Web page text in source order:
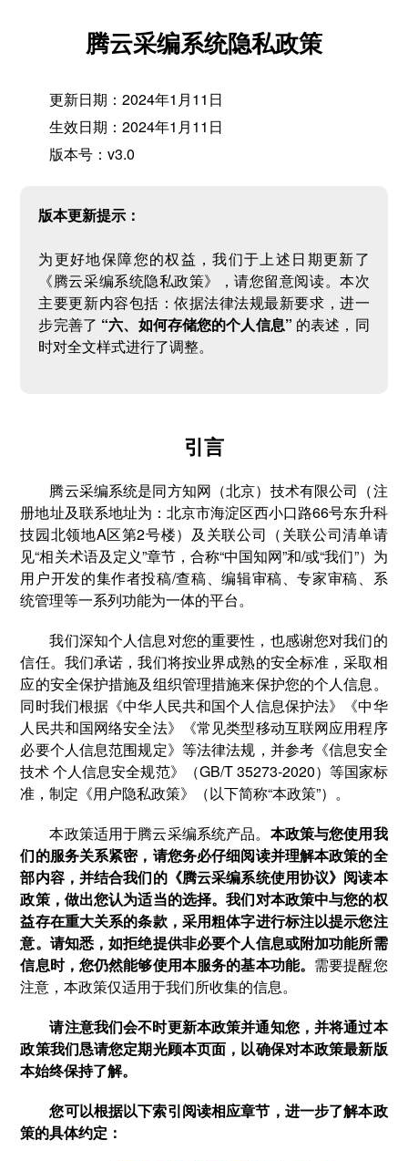
腾云采编系统隐私政策
更新日期：2024年1月11日
生效日期：2024年1月11日
版本号：v3.0
版本更新提示：
为更好地保障您的权益，我们于上述日期更新了
《腾云采编系统隐私政策》，请您留意阅读。本次
主要更新内容包括：依据法律法规最新要求，进一
步完善了 “六、如何存储您的个人信息” 的表述，同
时对全文样式进行了调整。
引言
腾云采编系统是同方知网（北京）技术有限公司（注
册地址及联系地址为：北京市海淀区西小口路66号东升科
技园北领地A区第2号楼）及关联公司（关联公司清单请
见“相关术语及定义”章节，合称“中国知网”和/或“我们”）为
用户开发的集作者投稿/查稿、编辑审稿、专家审稿、系
统管理等一系列功能为一体的平台。
我们深知个人信息对您的重要性，也感谢您对我们的
信任。我们承诺，我们将按业界成熟的安全标准，采取相
应的安全保护措施及组织管理措施来保护您的个人信息。
同时我们根据《中华人民共和国个人信息保护法》《中华
人民共和国网络安全法》《常见类型移动互联网应用程序
必要个人信息范围规定》等法律法规，并参考《信息安全
技术 个人信息安全规范》（GB/T 35273-2020）等国家标
准，制定《用户隐私政策》（以下简称“本政策”）。
本政策适用于腾云采编系统产品。 本政策与您使用我
们的服务关系紧密，请您务必仔细阅读并理解本政策的全
部内容，并结合我们的《腾云采编系统使用协议》阅读本
政策，做出您认为适当的选择。我们对本政策中与您的权
益存在重大关系的条款，采用粗体字进行标注以提示您注
意。请知悉，如拒绝提供非必要个人信息或附加功能所需
信息时，您仍然能够使用本服务的基本功能。 需要提醒您
注意，本政策仅适用于我们所收集的信息。
请注意我们会不时更新本政策并通知您，并将通过本
政策我们恳请您定期光顾本页面，以确保对本政策最新版
本始终保持了解。
您可以根据以下索引阅读相应章节，进一步了解本政
策的具体约定：